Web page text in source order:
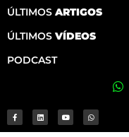
ÚLTIMOS ARTIGOS
ÚLTIMOS VÍDEOS
PODCAST